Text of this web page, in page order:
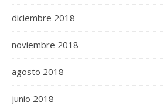
diciembre 2018
noviembre 2018
agosto 2018
junio 2018